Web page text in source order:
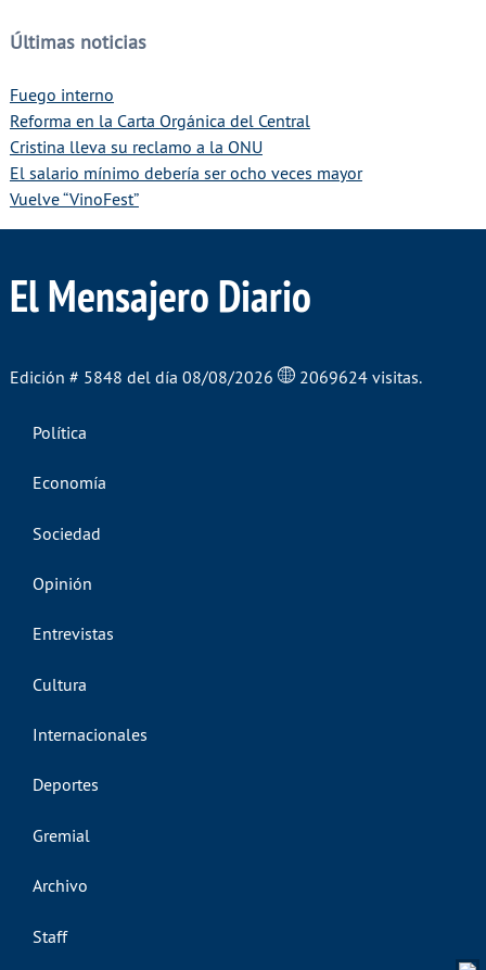
Últimas noticias
Fuego interno
Reforma en la Carta Orgánica del Central
Cristina lleva su reclamo a la ONU
El salario mínimo debería ser ocho veces mayor
Vuelve “VinoFest”
El Mensajero Diario
Edición # 5848 del día 08/08/2026 2069624 visitas.
Política
Economía
Sociedad
Opinión
Entrevistas
Cultura
Internacionales
Deportes
Gremial
Archivo
Staff